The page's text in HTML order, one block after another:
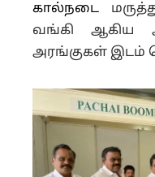
கால்நடை
வங்கி ஆகிய
அரங்குகள் இடம்